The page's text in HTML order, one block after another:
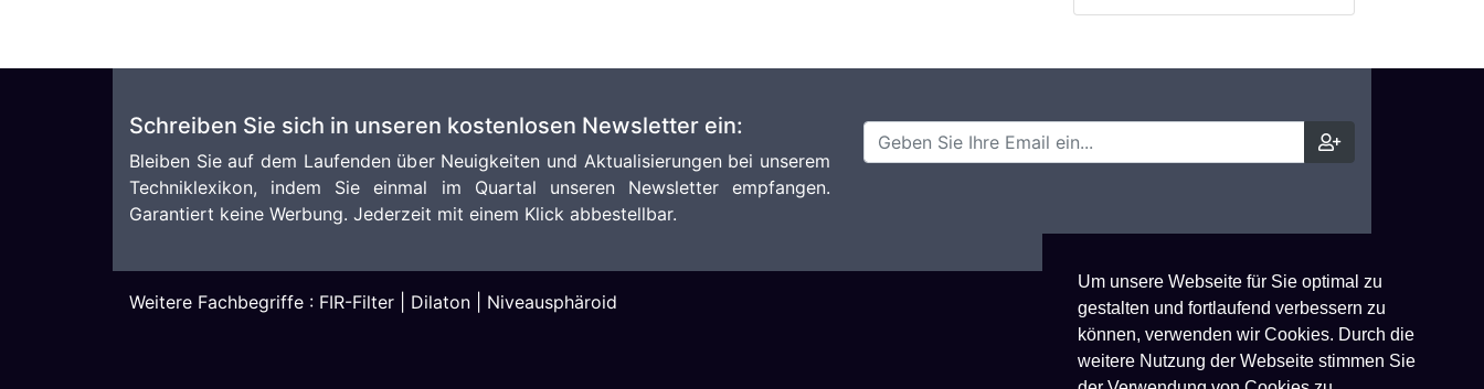
Um unsere Webseite für Sie optimal zu
gestalten und fortlaufend verbessern zu
können, verwenden wir Cookies. Durch die
weitere Nutzung der Webseite stimmen Sie
Schreiben Sie sich in unseren kostenlosen Newsletter ein:
Bleiben Sie auf dem Laufenden über Neuigkeiten und Aktualisierungen bei unserem
Techniklexikon, indem Sie einmal im Quartal unseren Newsletter empfangen.
Garantiert keine Werbung. Jederzeit mit einem Klick abbestellbar.
Weitere Fachbegriffe : FIR-Filter Dilaton Niveausphäroid